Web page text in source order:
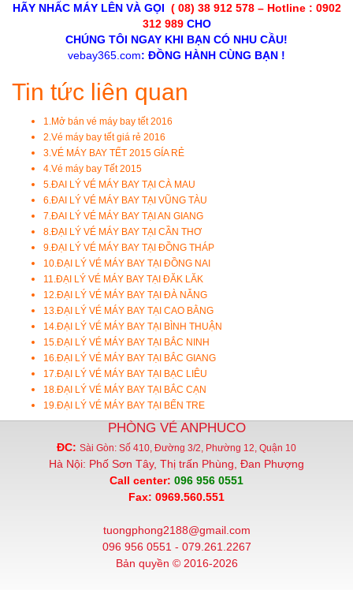
HÃY NHẤC MÁY LÊN VÀ GỌI ( 08) 38 912 578 – Hotline : 0902
312 989 CHO
CHÚNG TÔI NGAY KHI BẠN CÓ NHU CẦU!
vebay365.com: ĐỒNG HÀNH CÙNG BẠN !
Tin tức liên quan
1. Mở bán vé máy bay tết 2016
2. Vé máy bay tết giá rẻ 2016
3. VÉ MÁY BAY TẾT 2015 GÍA RẺ
4. Vé máy bay Tết 2015
5. ĐAI LÝ VÉ MÁY BAY TẠI CÀ MAU
6. ĐAI LÝ VÉ MÁY BAY TẠI VŨNG TÀU
7. ĐAI LÝ VÉ MÁY BAY TẠI AN GIANG
8. ĐẠI LÝ VÉ MÁY BAY TẠI CẦN THƠ
9. ĐẠI LÝ VÉ MÁY BAY TẠI ĐỒNG THÁP
10. ĐẠI LÝ VÉ MÁY BAY TẠI ĐỒNG NAI
11. ĐẠI LÝ VÉ MÁY BAY TẠI ĐĂK LĂK
12. ĐẠI LÝ VÉ MÁY BAY TẠI ĐÀ NẴNG
13. ĐẠI LÝ VÉ MÁY BAY TẠI CAO BẰNG
14. ĐẠI LÝ VÉ MÁY BAY TẠI BÌNH THUẬN
15. ĐẠI LÝ VÉ MÁY BAY TẠI BẮC NINH
16. ĐẠI LÝ VÉ MÁY BAY TẠI BẮC GIANG
17. ĐẠI LÝ VÉ MÁY BAY TẠI BẠC LIÊU
18. ĐẠI LÝ VÉ MÁY BAY TẠI BẮC CẠN
19. ĐẠI LÝ VÉ MÁY BAY TẠI BẾN TRE
PHÒNG VÉ ANPHUCO
ĐC: Sài Gòn: Số 410, Đường 3/2, Phường 12, Quận 10
Hà Nội: Phố Sơn Tây, Thị trấn Phùng, Đan Phượng
Call center: 096 956 0551
Fax: 0969.560.551
tuongphong2188@gmail.com
096 956 0551 - 079.261.2267
Bản quyền © 2016-2026